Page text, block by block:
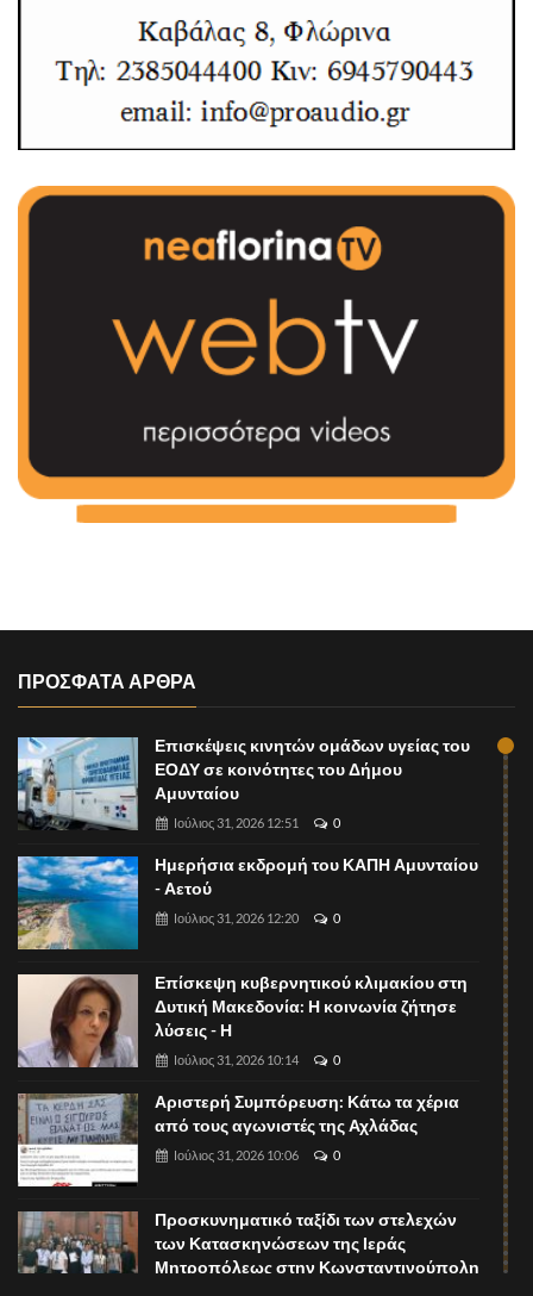
ΠΡΟΣΦΑΤΑ ΑΡΘΡΑ
Επισκέψεις κινητών ομάδων υγείας του
ΕΟΔΥ σε κοινότητες του Δήμου
Αμυνταίου
Ιούλιος 31, 2026 12:51 0
Ημερήσια εκδρομή του ΚΑΠΗ Αμυνταίου
- Αετού
Ιούλιος 31, 2026 12:20 0
Επίσκεψη κυβερνητικού κλιμακίου στη
Δυτική Μακεδονία: Η κοινωνία ζήτησε
λύσεις - Η
Ιούλιος 31, 2026 10:14 0
Αριστερή Συμπόρευση: Κάτω τα χέρια
από τους αγωνιστές της Αχλάδας
Ιούλιος 31, 2026 10:06 0
Προσκυνηματικό ταξίδι των στελεχών
των Κατασκηνώσεων της Ιεράς
Μητροπόλεως στην Κωνσταντινούπολη